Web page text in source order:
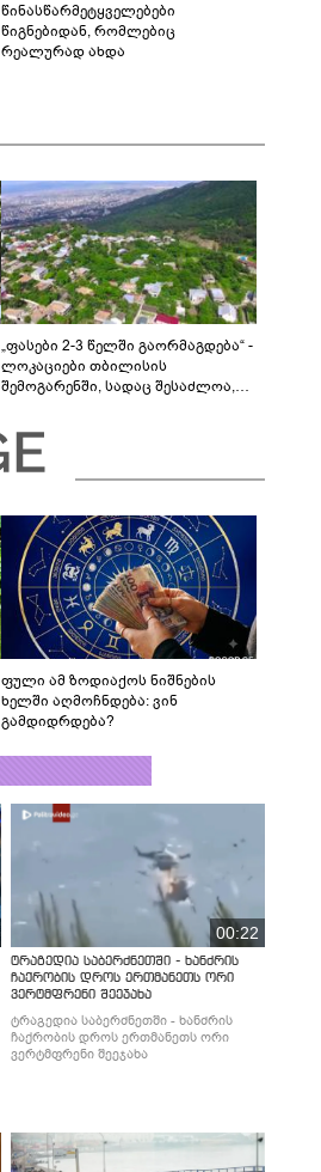
წინასწარმეტყველებები
წიგნებიდან, რომლებიც
რეალურად ახდა
„ფასები 2-3 წელში გაორმაგდება“ -
ლოკაციები თბილისის
შემოგარენში, სადაც შესაძლოა,
ფული ამ ზოდიაქოს ნიშნების
ხელში აღმოჩნდება: ვინ
გამდიდრდება?
00:22
ტრაგედია საბერძნეთში - ხანძრის
ჩაქრობის დროს ერთმანეთს ორი
ვერტმფრენი შეეჯახა
ტრაგედია საბერძნეთში - ხანძრის
ჩაქრობის დროს ერთმანეთს ორი
ვერტმფრენი შეეჯახა